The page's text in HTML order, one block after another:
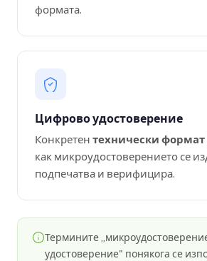
формата.
Цифрово удостоверение
Конкретен технически формат
как микроудостоверението се
подпечатва и верифицира.
Термините
удостоверение" понякога се